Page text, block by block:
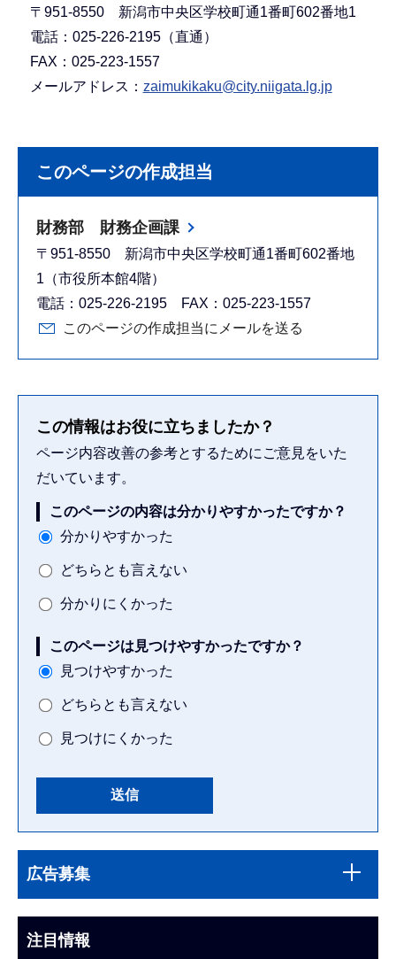
〒951-8550 新潟市中央区学校町通1番町602番地1
電話：025-226-2195（直通）
FAX：025-223-1557
メールアドレス： zaimukikaku@city.niigata.lg.jp
このページの作成担当
財務部 財務企画課
〒951-8550 新潟市中央区学校町通1番町602番地
1（市役所本館4階）
電話：025-226-2195 FAX：025-223-1557
このページの作成担当にメールを送る
この情報はお役に立ちましたか？
ページ内容改善の参考とするためにご意見をいた
だいています。
このページの内容は分かりやすかったですか？
分かりやすかった
どちらとも言えない
分かりにくかった
このページは見つけやすかったですか？
見つけやすかった
どちらとも言えない
見つけにくかった
文
こ
ま
ビ
広告募集
注目情報